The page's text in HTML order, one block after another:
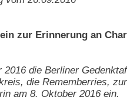
zur Erinnerung an
die Berliner
die Rememberries,
am 8. Oktober 2016 ein.